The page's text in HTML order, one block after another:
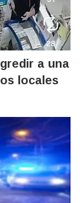
a una
locales